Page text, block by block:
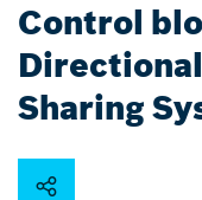
Control
Sharing